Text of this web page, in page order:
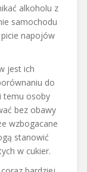
alkoholu z
samochodu
napojów
jest ich
do
temu osoby
bez obawy
wzbogacane
stanowić
w cukier.